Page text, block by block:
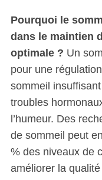
Pourquoi le
dans le maintien
optimale ? Un
pour une
sommeil
troubles
l’humeur. Des
de sommeil peut
% des niveaux de
améliorer la